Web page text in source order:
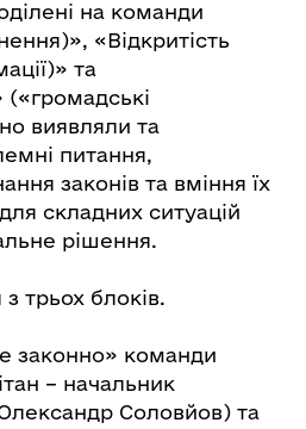
на команди
«Відкритість
та
(«громадські
виявляли та
питання,
законів та вміння їх
складних ситуацій
рішення.
трьох блоків.
законно» команди
– начальник
Олександр Соловйов) та